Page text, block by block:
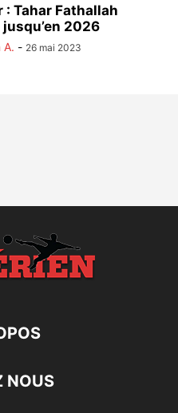
: Tahar Fathallah
2026
A. - 26 mai 2023
NOUS